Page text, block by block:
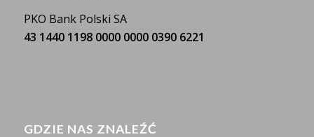
PKO Bank Polski SA
43 1440 1198 0000 0000 0390 6221
GDZIE NAS ZNALEŹĆ